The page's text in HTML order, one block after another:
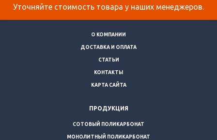
Уточняйте стоимость товара у наших менеджеров.
О КОМПАНИИ
ДОСТАВКА И ОПЛАТА
СТАТЬИ
КОНТАКТЫ
КАРТА САЙТА
ПРОДУКЦИЯ
СОТОВЫЙ ПОЛИКАРБОНАТ
МОНОЛИТНЫЙ ПОЛИКАРБОНАТ